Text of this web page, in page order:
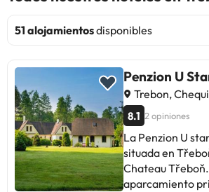
51 alojamientosdisponibles
Penzion U
Trebon,
8.1 2 opiniones
La Penzion U
situada en
Chateau
aparcamiento